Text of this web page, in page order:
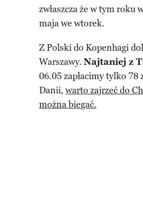
zwłaszcza że w tym roku
maja we wtorek.
Z Polski do Kopenhagi
Warszawy. Najtaniej z
06.05 zapłacimy tylko 78
Danii, warto zajrzeć do
można biegać.